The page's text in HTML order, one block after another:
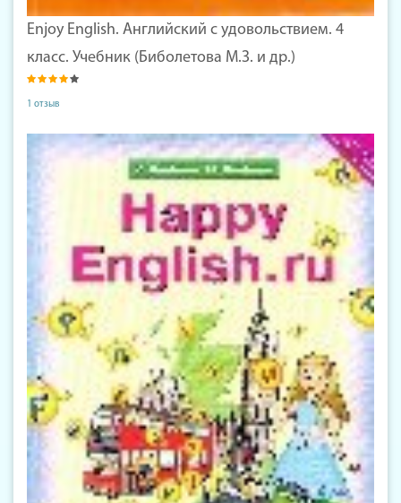
Enjoy English. Английский с удовольствием. 4
класс. Учебник (Биболетова М.З. и др.)
1 отзыв